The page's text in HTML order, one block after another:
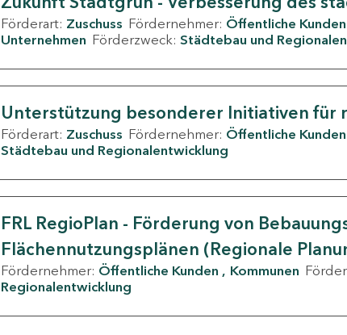
Förderart: Zuschuss Fördernehmer: Öffentliche Kunden
Unternehmen Förderzweck: Städtebau und
Unterstützung besonderer Initiativen für
Förderart: Zuschuss Fördernehmer: Öffentliche Kunden
Städtebau und Regionalentwicklung
FRL RegioPlan - Förderung von
Flächennutzungsplänen (Regionale
Fördernehmer: Öffentliche Kunden Kommunen
Regionalentwicklung